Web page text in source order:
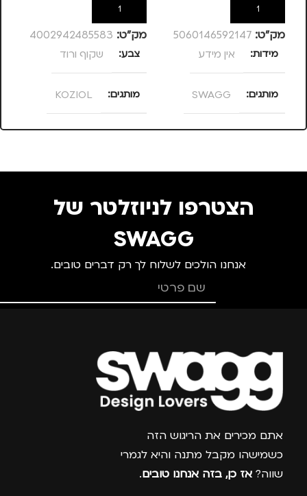
הוספה לסל
מק”ט: 5060146592147
מידות אין מידע
מותגים SWAGG
הוספה לסל
מק”ט: 4002942485583
צבע שקוף ורוד
מותגים KOZIOL
הצטרפו לניוזלטר של
SWAGG
אנחנו הולכים לשלוח לך רק דברים טובים.
צרפו אותי למועדון
אתם מכירים את הריגוש הזה
כשמישהו מקבל מתנה והיא לגמרי
שווה? אז כן, בזה אנחנו טובים.